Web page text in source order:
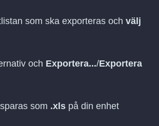
som ska exporteras och välj
och Exportera.../Exportera
som .xls på din enhet